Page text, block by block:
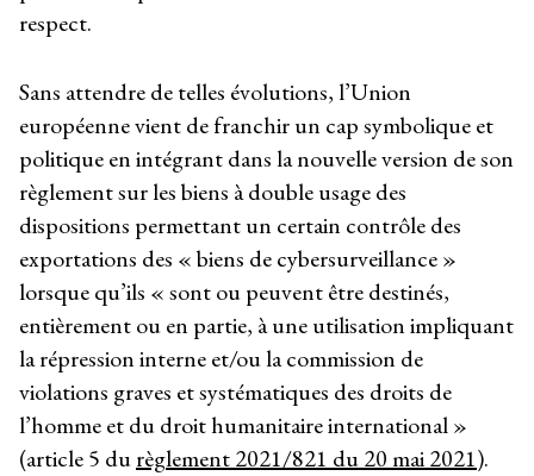
respect.
Sans attendre de telles évolutions, l’Union
européenne vient de franchir un cap symbolique et
politique en intégrant dans la nouvelle version de son
règlement sur les biens à double usage des
dispositions permettant un certain contrôle des
exportations des « biens de cybersurveillance »
lorsque qu’ils « sont ou peuvent être destinés,
entièrement ou en partie, à une utilisation impliquant
la répression interne et/ou la commission de
violations graves et systématiques des droits de
l’homme et du droit humanitaire international »
(article 5 durèglement 2021/821 du 20 mai 2021).